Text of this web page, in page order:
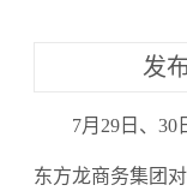
发
7月29日、30
东方龙商务集团